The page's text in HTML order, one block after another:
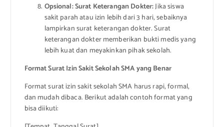
Opsional: Surat Keterangan Dokter:Jika siswa
sakit parah atau izin lebih dari 3 hari, sebaiknya
lampirkan surat keterangan dokter. Surat
keterangan dokter memberikan bukti medis yang
lebih kuat dan meyakinkan pihak sekolah.
Format Surat Izin Sakit Sekolah SMA yang Benar
Format surat izin sakit sekolah SMA harus rapi, formal,
dan mudah dibaca. Berikut adalah contoh format yang
bisa diikuti: